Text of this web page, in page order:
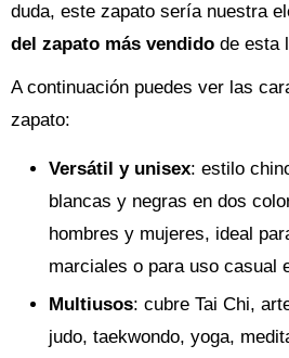
duda, este zapato sería nuestra
del zapato más vendido de esta
A continuación puedes ver las
zapato:
Versátil y unisex: estilo
blancas y negras en dos
hombres y mujeres, ideal
marciales o para uso casual
Multiusos: cubre Tai Chi,
judo, taekwondo, yoga,